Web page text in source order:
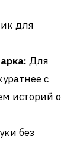
для
Для
с
историй о
без